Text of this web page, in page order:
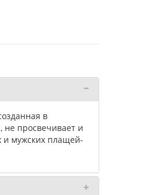
в
не просвечивает и
и мужских плащей-